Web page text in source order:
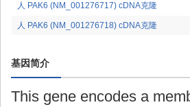
人 PAK6 (NM_001276717) cDNA克隆
人 PAK6 (NM_001276718) cDNA克隆
基因简介
This gene encodes a